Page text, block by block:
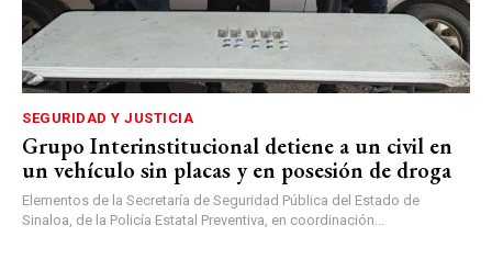
SEGURIDAD Y JUSTICIA
Grupo Interinstitucional detiene a un civil en
un vehículo sin placas y en posesión de droga
Elementos de la Secretaría de Seguridad Pública del Estado de
Sinaloa, de la Policía Estatal Preventiva, en coordinación...